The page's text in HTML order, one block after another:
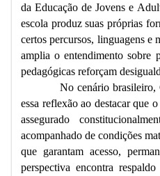
da Educação de Jovens e
escola produz suas próprias
certos percursos, linguagens e
amplia o entendimento sobre
pedagógicas reforçam
No cenário
essa reflexão ao destacar que
assegurado
acompanhado de condições
que garantam acesso,
perspectiva encontra